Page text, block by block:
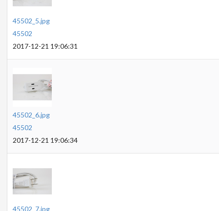
45502_5.jpg
45502
2017-12-21 19:06:31
45502_6.jpg
45502
2017-12-21 19:06:34
45502_7.jpg